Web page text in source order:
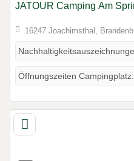
JATOUR Camping Am
16247 Joachimsthal,
Öffnungszeiten Campingplatz: